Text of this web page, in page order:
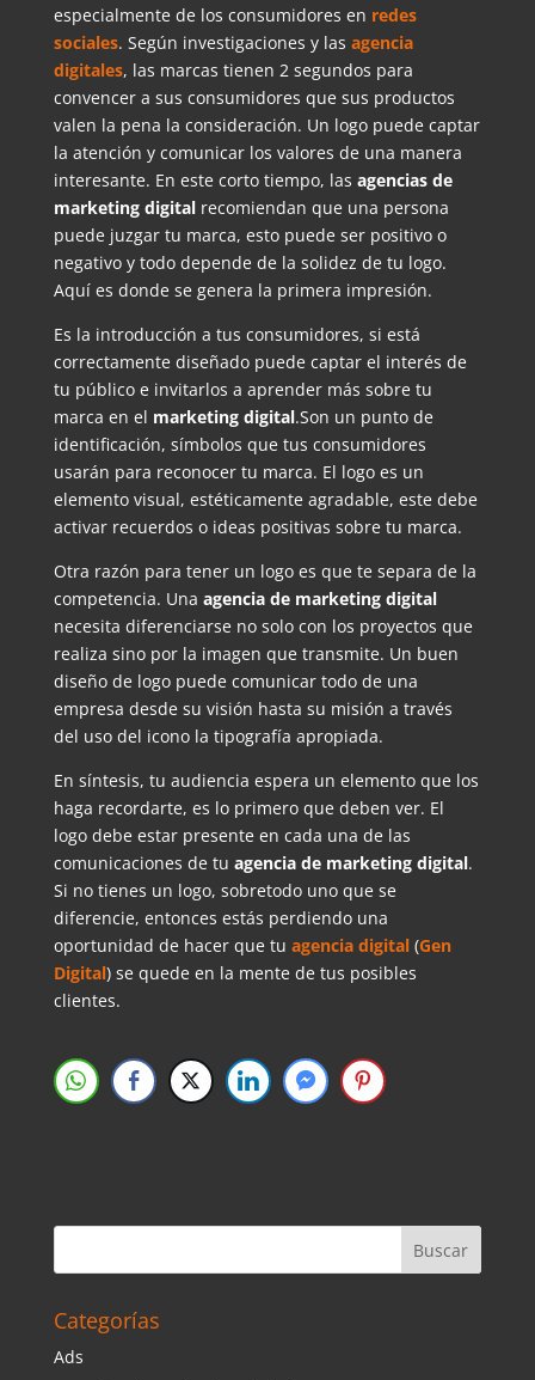
especialmente de los consumidores en redes
sociales. Según investigaciones y las agencia
digitales, las marcas tienen 2 segundos para
convencer a sus consumidores que sus productos
valen la pena la consideración. Un logo puede captar
la atención y comunicar los valores de una manera
interesante. En este corto tiempo, las agencias de
marketing digitalrecomiendan que una persona
puede juzgar tu marca, esto puede ser positivo o
negativo y todo depende de la solidez de tu logo.
Aquí es donde se genera la primera impresión.
Es la introducción a tus consumidores, si está
correctamente diseñado puede captar el interés de
tu público e invitarlos a aprender más sobre tu
marca en el marketing digital.Son un punto de
identificación, símbolos que tus consumidores
usarán para reconocer tu marca. El logo es un
elemento visual, estéticamente agradable, este debe
activar recuerdos o ideas positivas sobre tu marca.
Otra razón para tener un logo es que te separa de la
competencia. Una agencia de marketing digital
necesita diferenciarse no solo con los proyectos que
realiza sino por la imagen que transmite. Un buen
diseño de logo puede comunicar todo de una
empresa desde su visión hasta su misión a través
del uso del icono la tipografía apropiada.
En síntesis, tu audiencia espera un elemento que los
haga recordarte, es lo primero que deben ver. El
logo debe estar presente en cada una de las
comunicaciones de tu agencia de marketing digital.
Si no tienes un logo, sobretodo uno que se
diferencie, entonces estás perdiendo una
oportunidad de hacer que tu agencia digital(Gen
Digital) se quede en la mente de tus posibles
clientes.
Categorías
Ads